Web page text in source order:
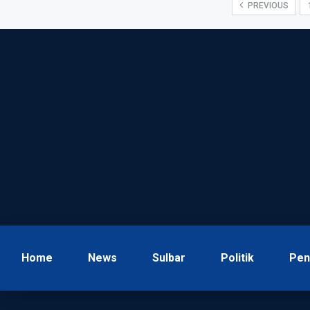
PREVIOUS 1
Home News Sulbar Politik